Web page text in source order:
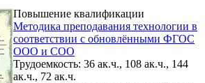
Повышение квалификации
Методика преподавания технологии в
соответствии с обновлёнными ФГОС
ООО и СОО
Трудоемкость: 36 ак.ч., 108 ак.ч., 144
ак.ч., 72 ак.ч.